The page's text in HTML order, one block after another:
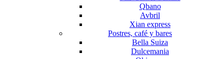
Qbano
Avbril
Xian express
Postres, café y bares
Bella Suiza
Dulcemania